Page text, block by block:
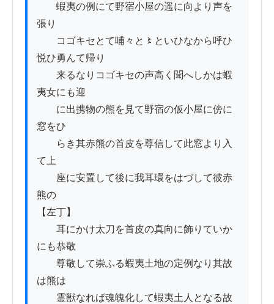
蝦夷の例にて野宿小屋の遥に向より声を
張り
コゴキセとて哺々と〻といひなから呼ひ
悦ひ勇んて帰り
来るなりコゴキセの声高く聞へしかは蝦
夷女にも迎
に出携物の熊を見て野宿の仮小屋に傍に
窓をひ
らき其赤熊の首皮を尊信して此窓より入
て上
座に安置して後に我耳環をはづして彼赤
熊の
【左丁】
耳にかけ太刀を首皮の真向に飾りていか
にも恭敬
尊敬して崇ふる蝦夷土地の定例なり其故
は熊は
霊獣なれば魂魄化して蝦夷土人となる故